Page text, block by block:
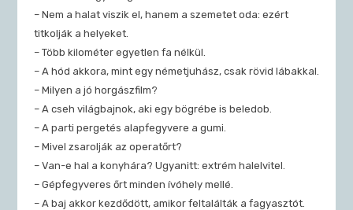
– Nem a halat viszik el, hanem a szemetet oda: ezért
titkolják a helyeket.
– Több kilométer egyetlen fa nélkül.
– A hód akkora, mint egy németjuhász, csak rövid lábakkal.
– Milyen a jó horgászfilm?
– A cseh világbajnok, aki egy bögrébe is beledob.
– A parti pergetés alapfegyvere a gumi.
– Mivel zsarolják az operatőrt?
– Van-e hal a konyhára? Ugyanitt: extrém halelvitel.
– Gépfegyveres őrt minden ívóhely mellé.
– A baj akkor kezdődött, amikor feltalálták a fagyasztót.